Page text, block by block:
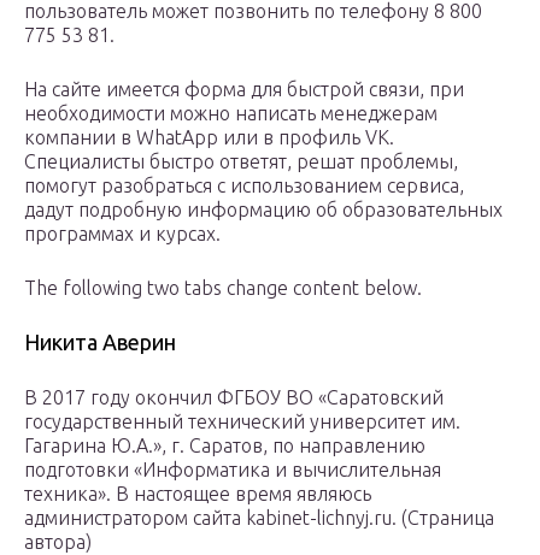
пользователь может позвонить по телефону 8 800
775 53 81.
На сайте имеется форма для быстрой связи, при
необходимости можно написать менеджерам
компании в WhatApp или в профиль VK.
Специалисты быстро ответят, решат проблемы,
помогут разобраться с использованием сервиса,
дадут подробную информацию об образовательных
программах и курсах.
The following two tabs change content below.
Никита Аверин
В 2017 году окончил ФГБОУ ВО «Саратовский
государственный технический университет им.
Гагарина Ю.А.», г. Саратов, по направлению
подготовки «Информатика и вычислительная
техника». В настоящее время являюсь
администратором сайта kabinet-lichnyj.ru. (Страница
автора)